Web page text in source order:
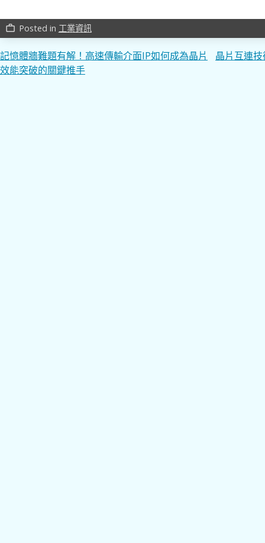
work_outline Posted in 工業資訊
文
章
記憶體牆難題有解！高速傳輸介面IP如何成為晶片
效能突破的關鍵推手
晶片互連